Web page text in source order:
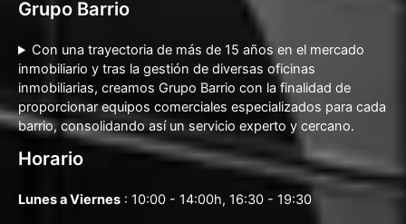
Grupo Barrio
Con una trayectoria de más de 15 años en el mercado
inmobiliario y tras la gestión de diversas oficinas
inmobiliarias, creamos Grupo Barrio con la finalidad de
proporcionar equipos comerciales especializados para cada
barrio, consolidando así un servicio experto y cercano.
Horario
Lunes a Viernes : 10:00 - 14:00h, 16:30 - 19:30